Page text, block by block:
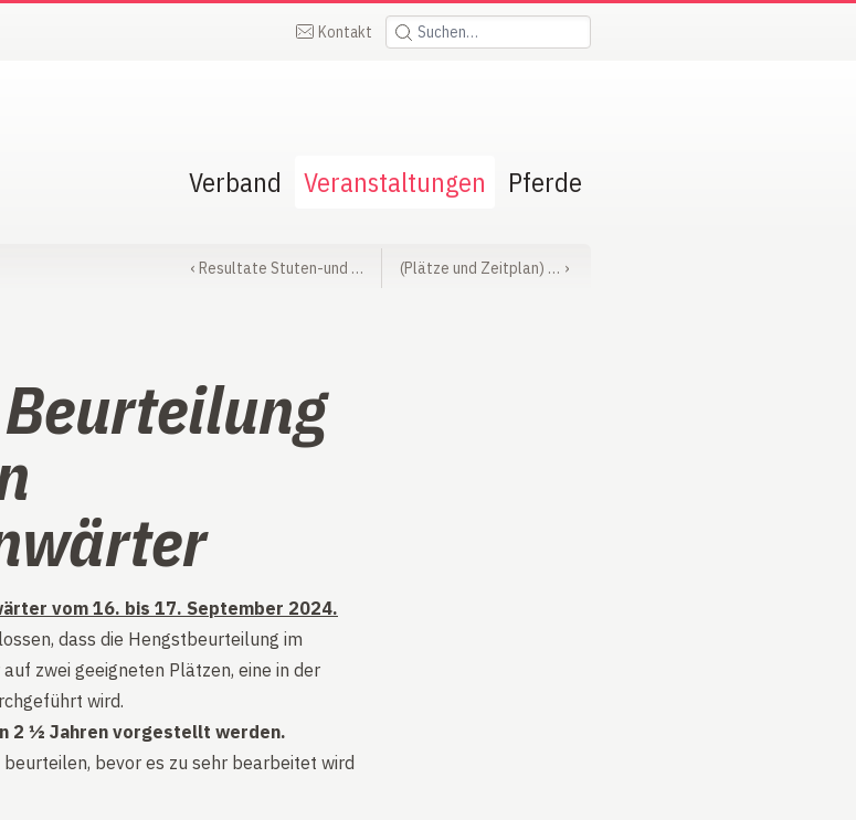
Kontakt Suchen:
Verband Veranstaltungen Pferde
‹ Resultate Stuten-und … (Plätze und Zeitplan) … ›
vom 16. bis 17. September 2024.
dass die Hengstbeurteilung im
zwei geeigneten Plätzen, eine in der
wird.
2 ½ Jahren vorgestellt werden.
bevor es zu sehr bearbeitet wird